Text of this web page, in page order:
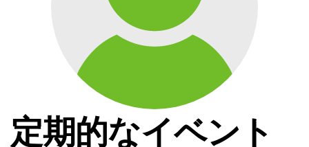
定期的なイベント